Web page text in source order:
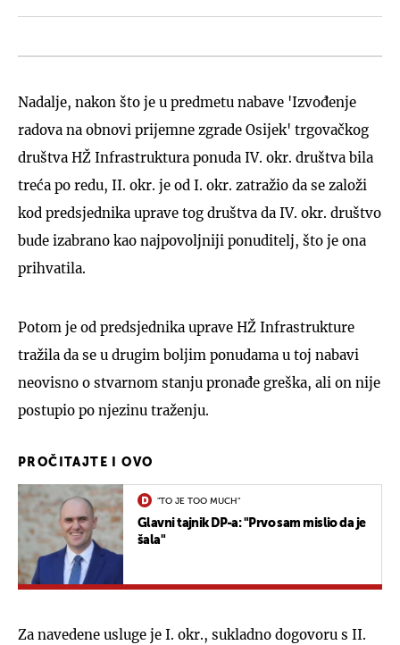
Nadalje, nakon što je u predmetu nabave 'Izvođenje
radova na obnovi prijemne zgrade Osijek' trgovačkog
društva HŽ Infrastruktura ponuda IV. okr. društva bila
treća po redu, II. okr. je od I. okr. zatražio da se založi
kod predsjednika uprave tog društva da IV. okr. društvo
bude izabrano kao najpovoljniji ponuditelj, što je ona
prihvatila.
Potom je od predsjednika uprave HŽ Infrastrukture
tražila da se u drugim boljim ponudama u toj nabavi
neovisno o stvarnom stanju pronađe greška, ali on nije
postupio po njezinu traženju.
PROČITAJTE I OVO
"TO JE TOO MUCH"
Glavni tajnik DP-a: "Prvo sam mislio da je
šala"
Za navedene usluge je I. okr., sukladno dogovoru s II.